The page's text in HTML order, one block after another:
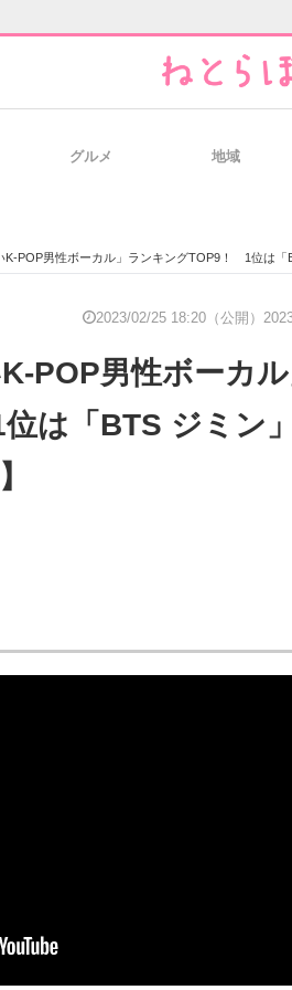
グルメ 地域
POP男性ボーカル」ランキングTOP9！ 1位は「BTS ジミン
2023/02/25 18:20（公開）
K-POP男性ボーカ
は「BTS ジミン